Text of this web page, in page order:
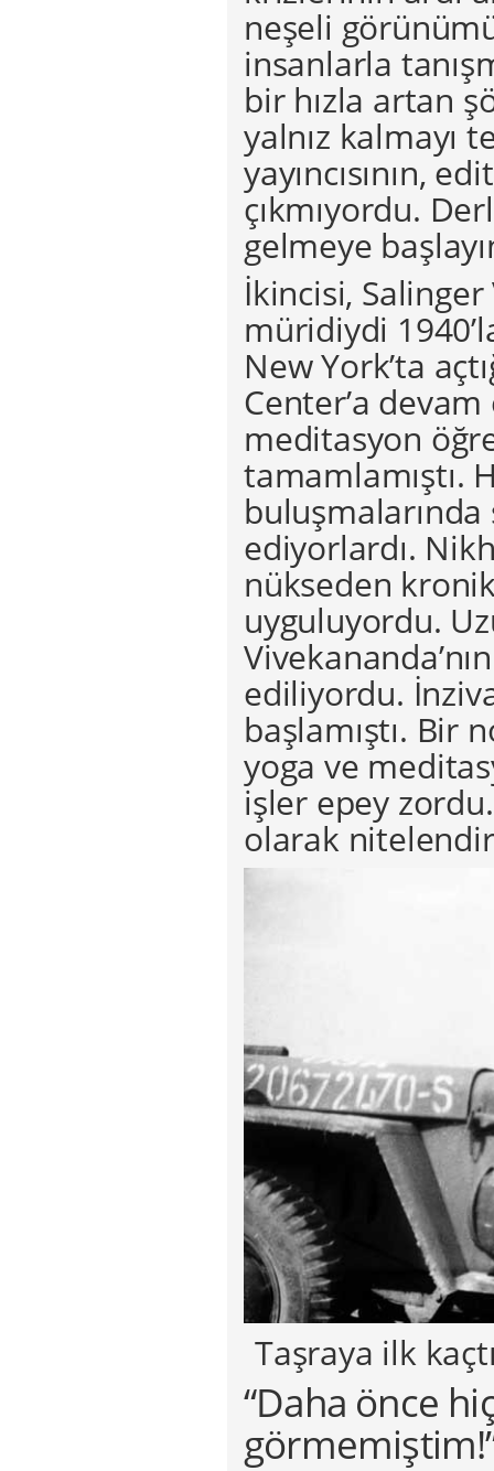
neşeli
insanlarla
bir hızla artan
yalnız kalmayı
yayıncısının,
çıkmıyordu.
gelmeye
İkincisi,
müridiydi
New York’ta
Center’a
meditasyon
tamamlamıştı.
ediyorlardı.
nükseden
uyguluyordu.
ediliyordu.
başlamıştı. Bir
yoga ve
işler epey
olarak
Taşraya ilk
“Daha önce